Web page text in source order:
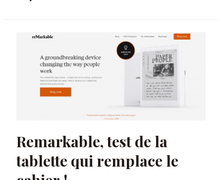
fidélité
made
Amazon !
Remarkable, test de la
tablette qui remplace le